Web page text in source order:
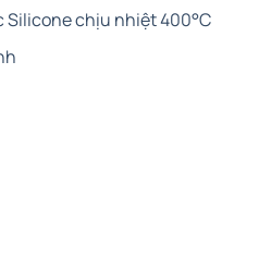
Silicone chịu nhiệt 400°C